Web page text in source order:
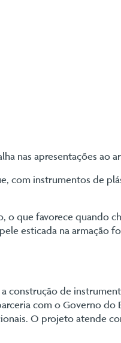
nas apresentações ao
com instrumentos de
o que favorece quando
esticada na armação
construção de
com o Governo do
O projeto atende